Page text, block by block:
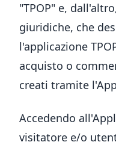
"TPOP" e,
giuridiche, che
l'applicazione
acquisto o
creati tramite
Accedendo
visitatore e/o